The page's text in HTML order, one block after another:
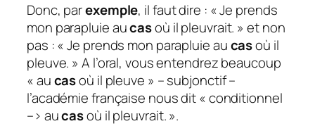
Donc, parexemple, il faut dire : « Je prends
mon parapluie aucasoù il pleuvrait. » et non
pas : « Je prends mon parapluie aucasoù il
pleuve. » A l’oral, vous entendrez beaucoup
« aucasoù il pleuve » – subjonctif –
l’académie française nous dit « conditionnel
–> aucasoù il pleuvrait. ».